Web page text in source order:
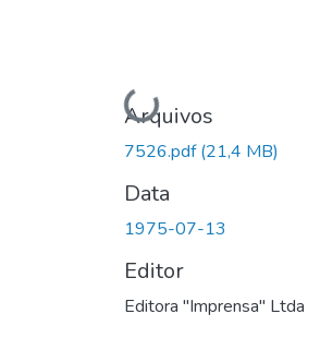
Carregando...
Arquivos
7526.pdf(21,4 MB)
Data
1975-07-13
Editor
Editora "Imprensa" Ltda